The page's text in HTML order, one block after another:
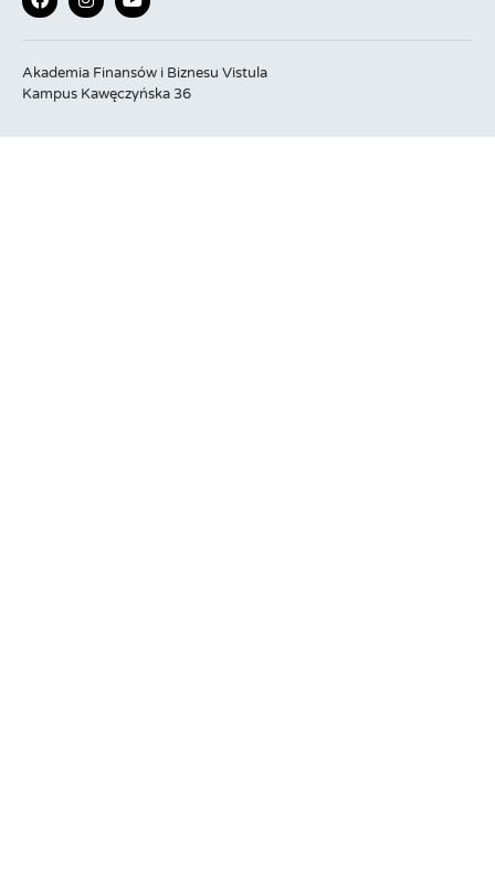
Akademia Finansów i Biznesu Vistula
Kampus Kawęczyńska 36